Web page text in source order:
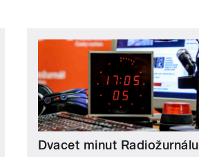
Dvacet minut Radiožurnálu